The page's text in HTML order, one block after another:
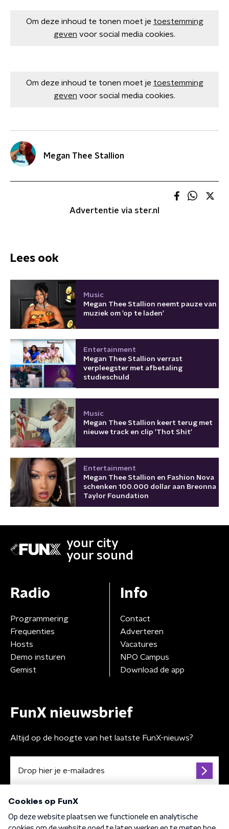
Om deze inhoud te tonen moet je toestemming
geven voor social media cookies.
Om deze inhoud te tonen moet je toestemming
geven voor social media cookies.
Megan Thee Stallion
Advertentie via ster.nl
Lees ook
Music
Megan Thee Stallion neemt pauze van
muziek om 'op te laden'
Entertainment
Megan Thee Stallion verrast
verpleegster met afbetaling
studieschuld
Music
Megan Thee Stallion keert terug met
nieuwe track en clip 'Thot Shit'
Entertainment
Megan Thee Stallion en Fashion Nova
schenken 100.000 dollar aan Breonna
Taylor Foundation
your city
your sound
Radio
Programmering
Frequenties
Hosts
Demo insturen
Gemist
Info
Contact
Adverteren
Vacatures
NPO Campus
Download de app
FunX nieuwsbrief
Altijd op de hoogte van het laatste FunX-nieuws?